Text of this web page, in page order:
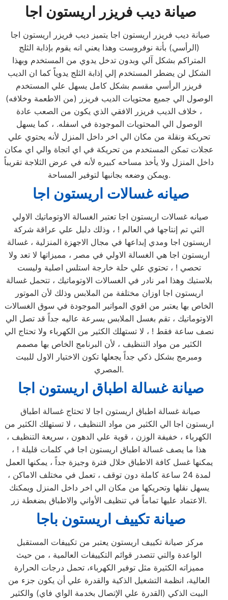
صيانة ديب فريزر اريستون اجا
(الرأسي) بأنة نوفروست وهذا يعني انه يقوم بإذابة الثلج
المتراكم بشكل آلي وبدون تدخل يدوي من المستخدم وبهذا
الشكل لن يضطر المستخدم إلي إذابة الثلج يدوياً كما ان الديب
فريزر الرأسي مقسم بشكل كامل يسهل علي المستخدم
الوصول الي جميع محتويات الديب فريزر (من الاطعمة وخلافه)
، خلاف الديب فريزر الافقي الذي يكون من الصعب عادة
الوصول الي المحتويات الموجودة في اسفله. ، كما يسهل
تحريكة ونقلة من مكان الي اخر داخل المنزل لأنه يحتوي علي
عجلات تمكن المستخدم من تحريكة في اي اتجاة والي اي مكان
داخل المنزل ولا يأخذ مساحه كبيره لأنه في عرض الثلاجة تقريباً
ويمكن وضعه بجانبها لتوفير المساحة.
صيانه غسالات اريستون اجا
التي تم إنتاجها في العالم ! ، وذلك دليل علي عراقة شركة
اريستون اجا ومدي إبداعها في مجال الاجهزة المنزلية ، غسالة
اريستون اجا هي الغسالة الاولي في مصر ، مميزاتها لا تعد ولا
تحصي ! ، تحتوي علي حلة خارجة استلس اصلية وليست
بلاستيك وهذا امر نادر في الغسالات الاوتوماتيك ، تتحمل غسالة
اريستون اجا اوزان مختلفة من الملابس وذلك لأن الموتور
الخاص بها يعتبر من اقوي المواتير الموجودة في سوق الغسالات
الاوتوماتيك ، تقم بغسل الملابس بسرعة عاليه جداً قد تصل الي
نصف ساعة فقط ! ، لا تستهلك الكثير من الكهرباء ولا تحتاج الي
الكثير من مواد التنظيف ، لأن البرنامج الخاص بها مصمم
ومبرمج بشكل ذكي جداً يجعلها تكون الاختيار الاول للبيت
المصري.
صيانة غسالة اطباق اريستون اجا
اريستون اجا الي الكثير من مواد التنظيف ، لا تستهلك الكثير من
الكهرباء ، خفيفة الوزن ، قوية علي الدهون ، سريعة التنظيف ،
هذا ما يصف غسالة اطباق اريستون اجا في كلمات قليلة ! ،
يمكنها غسل كافة الاطباق خلال فترة وجيزة جداً ، يمكنها العمل
لمدة 24 ساعة كاملة دون توقف ، تعمل في مختلف الاماكن ،
يسهل نقلها وتحريكها من مكان الي اخر داخل المنزل ويمكنك
الاعتماد عليها تماماً في تنظيف الأواني والاطباق بضغطة زر.
صيانة تكييف اريستون باجا
الواعدة والتي تتصدر قوائم التكييفات العالمية ، من حيث
مميزاته الكثيرة مثل توفير الكهرباء، تحمل درجات الحرارة
العالية، انظمة التشغيل الذكية والقدرة علي أن يكون جزء من
البيت الذكي (القدرة علي الإتصال بخدمة الواي فاي) والكثير